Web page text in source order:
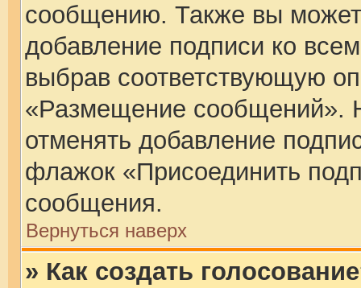
сообщению. Также вы
добавление подписи ко
выбрав соответствующую
«Размещение сообщений».
отменять добавление
флажок «Присоединить
сообщения.
Вернуться наверх
» Как создать